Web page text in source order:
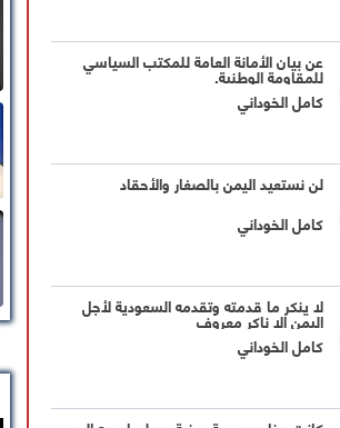
عن بيان الأمانة العامة للمكتب السياسي
للمقاومة الوطنية.
كامل الخوداني
لن نستعيد اليمن بالصغار والأحقاد
كامل الخوداني
لا ينكر ما قدمته وتقدمه السعودية لأجل
اليمن إلا ناكر معروف
كامل الخوداني